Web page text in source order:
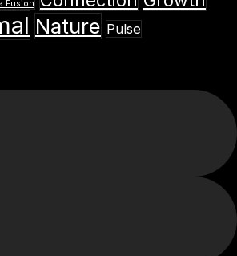
Fusion
Nature Pulse